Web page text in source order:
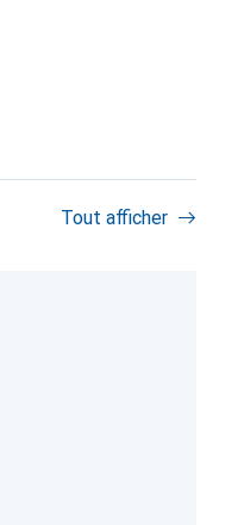
Tout afficher